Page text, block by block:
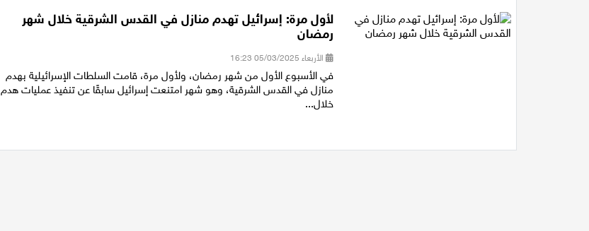
لأول مرة: إسرائيل تهدم منازل في القدس الشرقية خلال شهر
رمضان
الأربعاء 05/03/2025 16:23
في الأسبوع الأول من شهر رمضان، ولأول مرة، قامت السلطات الإسرائيلية بهدم
منازل في القدس الشرقية، وهو شهر امتنعت إسرائيل سابقًا عن تنفيذ عمليات هدم
خلال...